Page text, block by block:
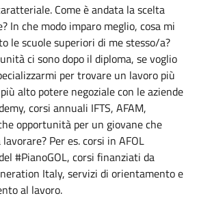
Come è andata la scelta
In che modo imparo meglio, cosa mi
le scuole superiori di me stesso/a?
ci sono dopo il diploma, se voglio
per trovare un lavoro più
alto potere negoziale con le aziende
corsi annuali IFTS, AFAM,
opportunità per un giovane che
Per es. corsi in AFOL
#PianoGOL, corsi finanziati da
Italy, servizi di orientamento e
al lavoro.